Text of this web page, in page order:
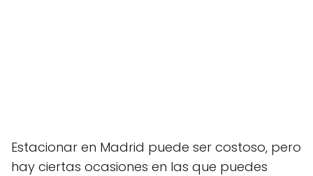
Estacionar en Madrid puede ser costoso, pero
hay ciertas ocasiones en las que puedes